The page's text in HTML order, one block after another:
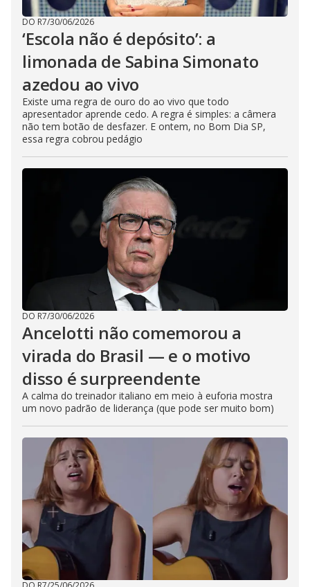
DO R7/30/06/2026
‘Escola não é depósito’: a
limonada de Sabina Simonato
azedou ao vivo
Existe uma regra de ouro do ao vivo que todo
apresentador aprende cedo. A regra é simples: a câmera
não tem botão de desfazer. E ontem, no Bom Dia SP,
essa regra cobrou pedágio
DO R7/30/06/2026
Ancelotti não comemorou a
virada do Brasil — e o motivo
disso é surpreendente
A calma do treinador italiano em meio à euforia mostra
um novo padrão de liderança (que pode ser muito bom)